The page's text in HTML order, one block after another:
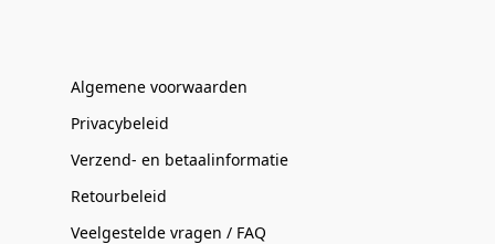
Algemene voorwaarden
Privacybeleid
Verzend- en betaalinformatie
Retourbeleid
Veelgestelde vragen / FAQ